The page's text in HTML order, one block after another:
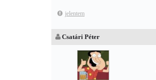
jelentem
Csatári Péter